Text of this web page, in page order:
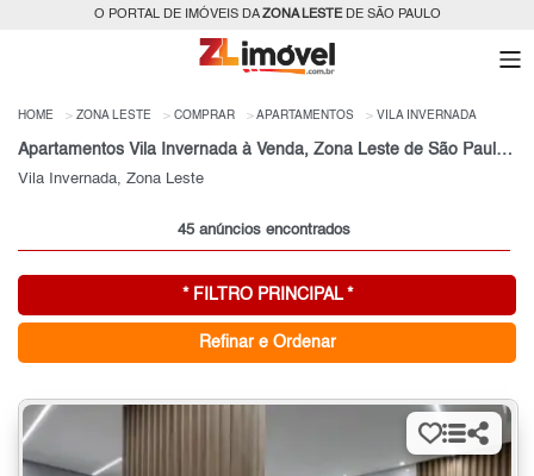
O PORTAL DE IMÓVEIS DAZONA LESTEDE SÃO PAULO
HOME ZONA LESTE COMPRAR APARTAMENTOS VILA INVERNADA
Apartamentos Vila Invernada à Venda, Zona Leste de São Paulo, SP
Vila Invernada, Zona Leste
45 anúncios encontrados
* FILTRO PRINCIPAL *
Refinar e Ordenar